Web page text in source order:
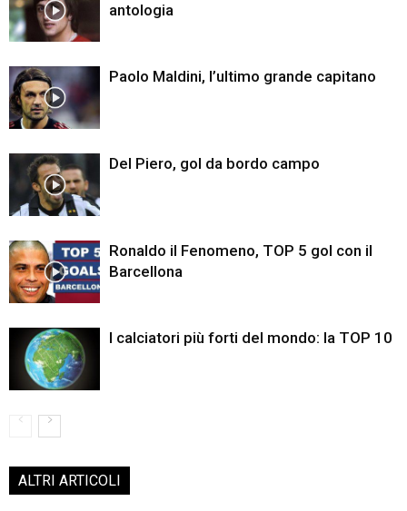
antologia
Paolo Maldini, l’ultimo grande capitano
Del Piero, gol da bordo campo
Ronaldo il Fenomeno, TOP 5 gol con il
Barcellona
I calciatori più forti del mondo: la TOP 10
ALTRI ARTICOLI